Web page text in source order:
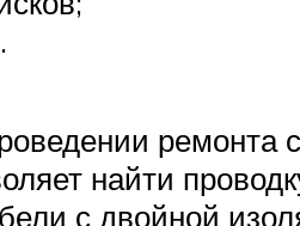
найти
с двойной